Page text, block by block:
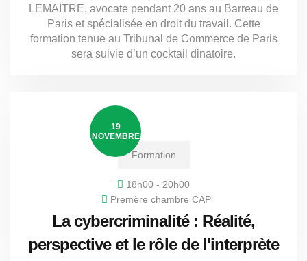
LEMAITRE, avocate pendant 20 ans au Barreau de
Paris et spécialisée en droit du travail. Cette
formation tenue au Tribunal de Commerce de Paris
sera suivie d’un cocktail dinatoire.
19
NOVEMBRE
Formation
18h00 - 20h00
Premère chambre CAP
La cybercriminalité : Réalité,
perspective et le rôle de l'interprète